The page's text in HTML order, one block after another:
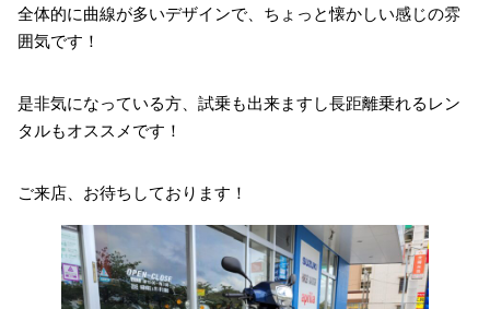
全体的に曲線が多いデザインで、ちょっと懐かしい感じの雰
囲気です！
是非気になっている方、試乗も出来ますし長距離乗れるレン
タルもオススメです！
ご来店、お待ちしております！